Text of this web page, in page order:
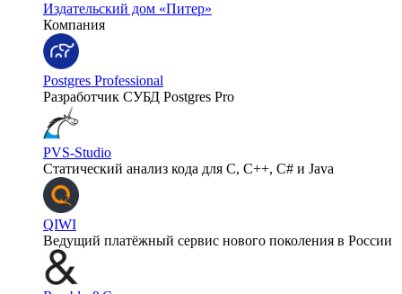
Издательский дом «Питер»
Компания
Postgres Professional
Разработчик СУБД Postgres Pro
PVS-Studio
Статический анализ кода для C, C++, C# и Java
QIWI
Ведущий платёжный сервис нового поколения в России